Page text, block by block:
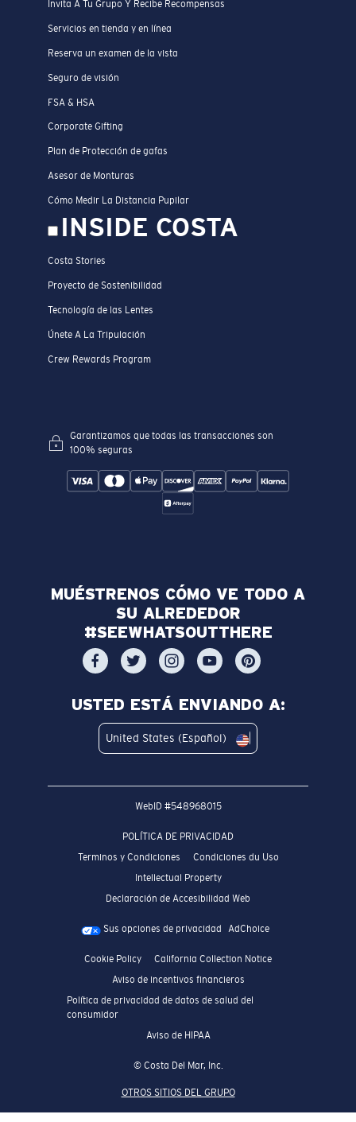
Invita A Tu Grupo Y Recibe Recompensas
Servicios en tienda y en línea
Reserva un examen de la vista
Seguro de visión
FSA & HSA
Corporate Gifting
Plan de Protección de gafas
Asesor de Monturas
Cómo Medir La Distancia Pupilar
INSIDE COSTA
Costa Stories
Proyecto de Sostenibilidad
Tecnología de las Lentes
Únete A La Tripulación
Crew Rewards Program
Garantizamos que todas las transacciones son
100% seguras
MUÉSTRENOS CÓMO VE TODO A
SU ALREDEDOR
#SEEWHATSOUTTHERE
USTED ESTÁ ENVIANDO A:
United States (Español)
WebID #548968015
POLÍTICA DE PRIVACIDAD
Terminos y Condiciones
Condiciones du Uso
Intellectual Property
Declaración de Accesibilidad Web
Sus opciones de privacidad AdChoice
Cookie Policy
California Collection Notice
Aviso de incentivos financieros
Política de privacidad de datos de salud del
consumidor
Aviso de HIPAA
© Costa Del Mar, Inc.
OTROS SITIOS DEL GRUPO